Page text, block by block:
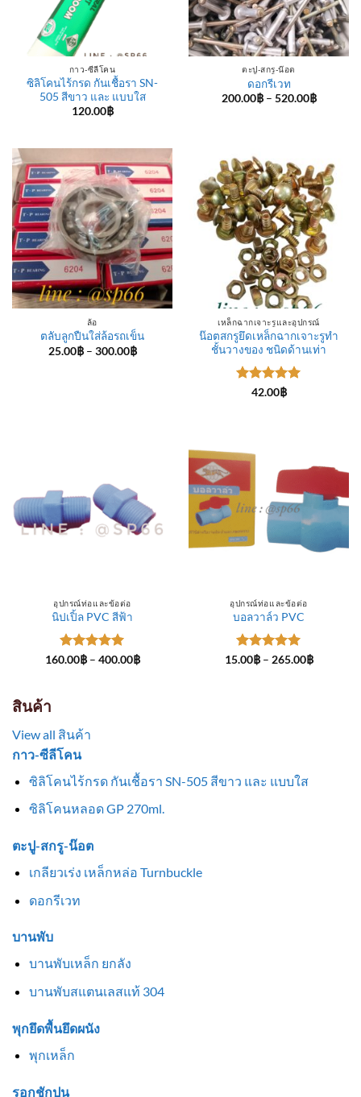
กาว-ซีลีโคน
ซิลิโคนไร้กรด กันเชื้อรา SN-
505 สีขาว และ แบบใส
120.00฿
ตะปู-สกรู-น๊อต
ดอกรีเวท
200.00฿ – 520.00฿Price
ล้อ
ตลับลูกปืนใส่ล้อรถเข็น
25.00฿ – 300.00฿Price
เหล็กฉากเจาะรูและอุปกรณ์
น๊อตสกรูยึดเหล็กฉากเจาะรูทำ
ชั้นวางของ ชนิดด้านเท่า
ให้คะแนน
42.00฿
อุปกรณ์ท่อและข้อต่อ
นิปเปิ้ล PVC สีฟ้า
ให้คะแนน
160.00฿ – 400.00฿Price
อุปกรณ์ท่อและข้อต่อ
บอลวาล์ว PVC
ให้คะแนน
15.00฿ – 265.00฿Price
สินค้า
View all สินค้า
กาว-ซีลีโคน
ซิลิโคนไร้กรด กันเชื้อรา SN-505 สีขาว และ แบบใส
ซิลิโคนหลอด GP 270ml.
ตะปู-สกรู-น๊อต
เกลียวเร่ง เหล็กหล่อ Turnbuckle
ดอกรีเวท
บานพับ
บานพับเหล็ก ยกลัง
บานพับสแตนเลสแท้ 304
พุกยึดพื้นยึดผนัง
พุกเหล็ก
รอกชักปูน